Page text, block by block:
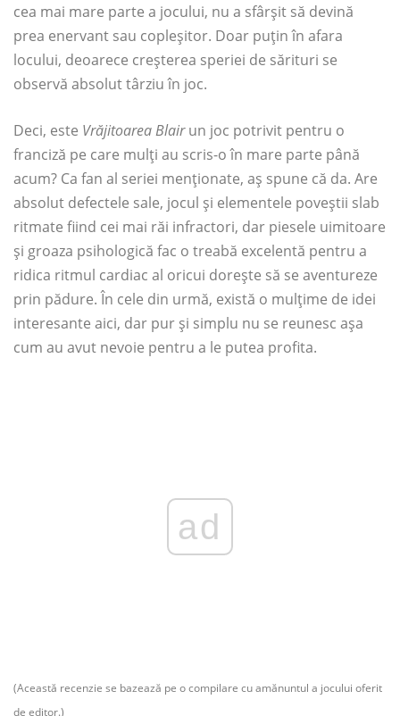
cea mai mare parte a jocului, nu a sfârșit să devină
prea enervant sau copleșitor. Doar puțin în afara
locului, deoarece creșterea speriei de sărituri se
observă absolut târziu în joc.
Deci, este Vrăjitoarea Blairun joc potrivit pentru o
franciză pe care mulți au scris-o în mare parte până
acum? Ca fan al seriei menționate, aș spune că da. Are
absolut defectele sale, jocul și elementele poveștii slab
ritmate fiind cei mai răi infractori, dar piesele uimitoare
și groaza psihologică fac o treabă excelentă pentru a
ridica ritmul cardiac al oricui dorește să se aventureze
prin pădure. În cele din urmă, există o mulțime de idei
interesante aici, dar pur și simplu nu se reunesc așa
cum au avut nevoie pentru a le putea profita.
ad
(Această recenzie se bazează pe o compilare cu amănuntul a jocului oferit
de editor.)